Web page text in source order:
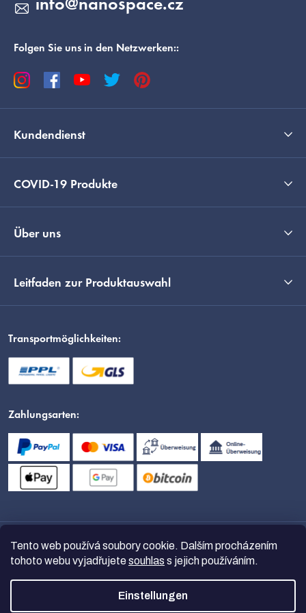
Tento web používá soubory cookie. Dalším procházením
tohoto webu vyjadřujetesouhlas s jejich používáním.
Einstellungen
info@nanospace.cz
Folgen Sie uns in den Netzwerken::
Kundendienst
COVID-19 Produkte
Über uns
Leitfaden zur Produktauswahl
Transportmöglichkeiten:
Zahlungsarten:
nanoSPACE . Alle